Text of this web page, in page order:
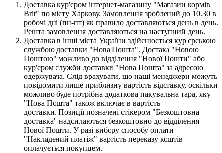
Доставка кур'єром інтернет-магазину "Магазин кормів
Brit" по місту Харкову. Замовлення зроблений до 10.30 в
робочі дні (пн-пт) як правило доставляються день в день.
Решта замовлення доставляються на наступний день.
Доставка в інші міста України здійснюється кур'єрською
службою доставки "Нова Пошта". Достака "Новою
Поштою" можливо до відділення "Нової Пошти" або
кур'єром служби доставки "Нова Пошта" за адресою
одержувача. Слід врахувати, що наші менеджери можуть
повідомити лише приблизну вартість відставку, оскільки
можливо буде потрібна додаткова пакувальна тара, яку
"Нова Пошта" також включає в вартість
доставки. Позиції позначені стікером "Безкоштовна
доставка" надсилаються безкоштовно до відділення
Нової Пошти. У разі вибору способу оплати
"Накладений платіж" вартість переказу коштів
оплачується покупцем.